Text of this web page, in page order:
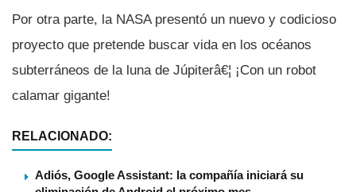
Por otra parte, la NASA presentó un nuevo y codicioso
proyecto que pretende buscar vida en los océanos
subterráneos de la luna de Júpiterâ€¦ ¡Con un robot
calamar gigante!
RELACIONADO:
Adiós, Google Assistant: la compañía iniciará su